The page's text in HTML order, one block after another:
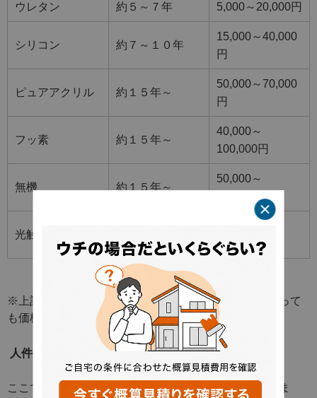
ウレタン 約５～７年 5,000～20,000円
シリコン 約７～１０年
15,000～40,000
円
ピュアアクリル 約１５年～
50,000～70,000
円
フッ素 約１５年～
40,000～
100,000円
無機 約１５年～
50,000～
120,000円
光触媒
100,000円
※上記はあくまで目安です。塗料メーカーや製品によって
も価格が異なります。
人件費の相場
ここで言う人件費とは、塗装職人にかかる経費を指しま